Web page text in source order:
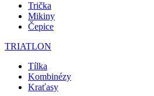
Trička
Mikiny
Čepice
TRIATLON
Tílka
Kombinézy
Kraťasy